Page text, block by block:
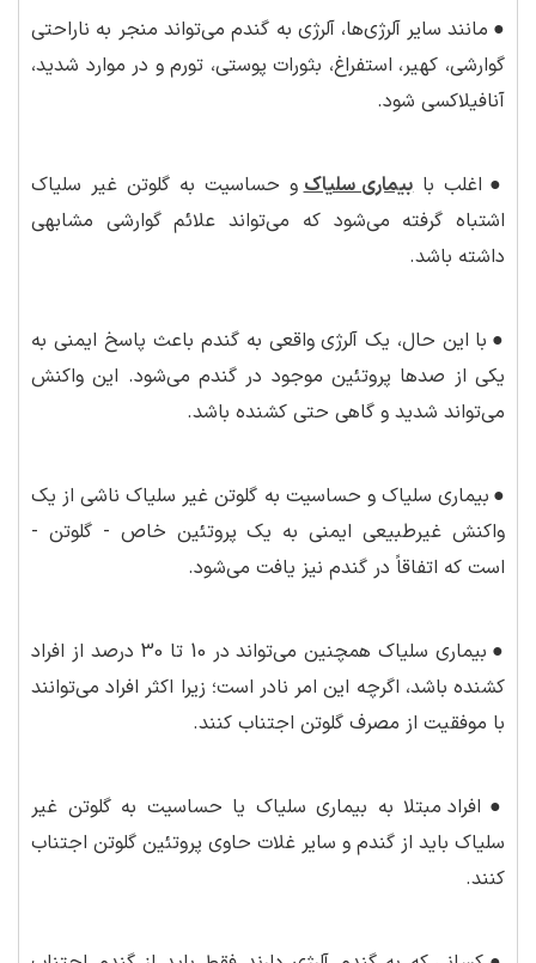
● مانند سایر آلرژی‌ها، آلرژی به گندم می‌تواند منجر به ناراحتی
گوارشی، کهیر، استفراغ، بثورات پوستی، تورم و در موارد شدید،
آنافیلاکسی شود.
● اغلب بابیماری سلیاکو حساسیت به گلوتن غیر سلیاک
اشتباه گرفته می‌شود که می‌تواند علائم گوارشی مشابهی
داشته باشد.
● با این حال، یک آلرژی واقعی به گندم باعث پاسخ ایمنی به
یکی از صدها پروتئین موجود در گندم می‌شود. این واکنش
می‌تواند شدید و گاهی حتی کشنده باشد.
● بیماری سلیاک و حساسیت به گلوتن غیر سلیاک ناشی از یک
واکنش غیرطبیعی ایمنی به یک پروتئین خاص - گلوتن -
است که اتفاقاً در گندم نیز یافت می‌شود.
●
بیماری سلیاک همچنین می‌تواند در 10 تا 30 درصد از افراد
کشنده باشد، اگرچه این امر نادر است؛ زیرا اکثر افراد می‌توانند
با موفقیت از مصرف گلوتن اجتناب کنند.
● افراد مبتلا به بیماری سلیاک یا حساسیت به گلوتن غیر
سلیاک باید از گندم و سایر غلات حاوی پروتئین گلوتن اجتناب
کنند.